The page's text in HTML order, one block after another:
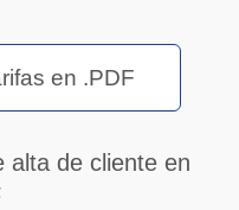
en .PDF
alta de cliente en